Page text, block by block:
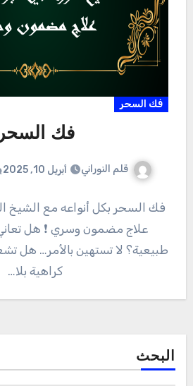
فك السحر
فك السحر
قلم النوراني أبريل 10, 2025
فك السحر بكل أنواعه مع الشيخ
علاج مضمون وسري ❗ هل
طبيعية؟ لا تستهين بالأمر… هل
كراهية بلا…
البحث